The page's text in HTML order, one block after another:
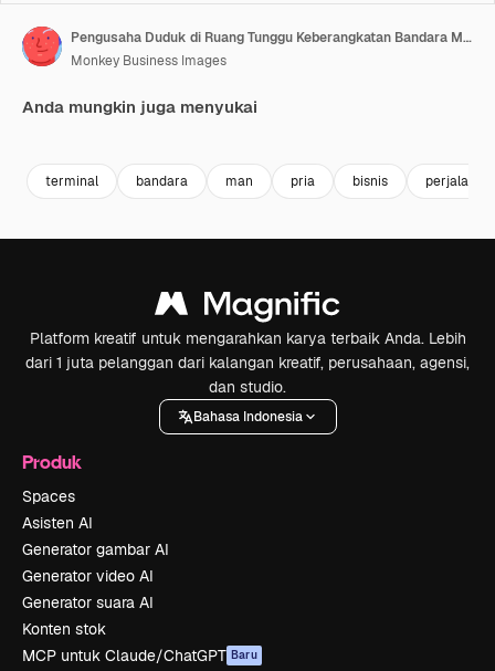
Pengusaha Duduk di Ruang Tunggu Keberangkatan Bandara Menggunakan Ponsel dengan Pesawat Lepas Landas di Latar Belakang
Monkey Business Images
Anda mungkin juga menyukai
terminal bandara man pria bisnis perjalanan
Platform kreatif untuk mengarahkan karya terbaik Anda. Lebih
dari 1 juta pelanggan dari kalangan kreatif, perusahaan, agensi,
dan studio.
Bahasa Indonesia
Produk
Spaces
Asisten AI
Generator gambar AI
Generator video AI
Generator suara AI
Konten stok
MCP untuk Claude/ChatGPT Baru